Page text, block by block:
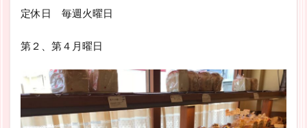
定休日 毎週火曜日
第２、第４月曜日